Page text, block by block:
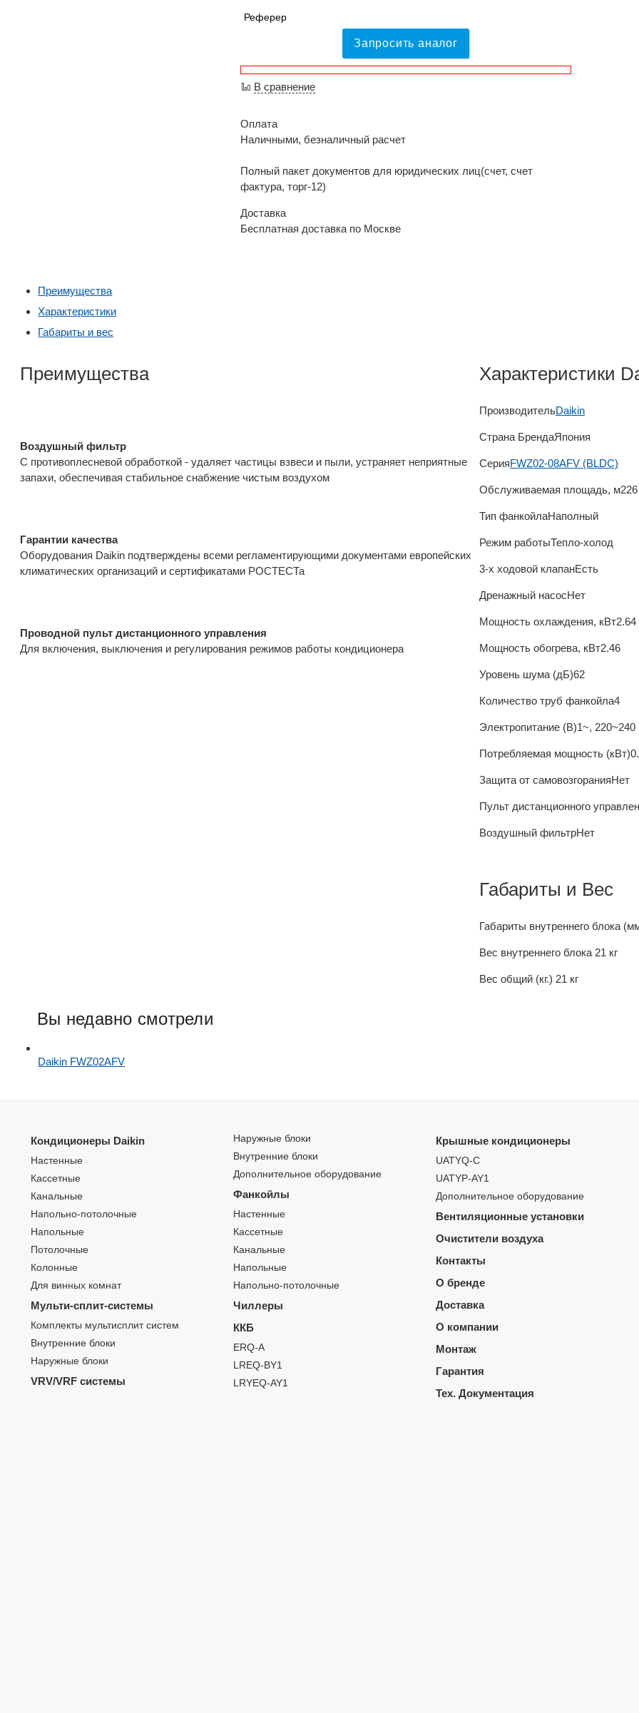
Реферер
Запросить аналог
В сравнение
Оплата
Наличными, безналичный расчет
Полный пакет документов для юридических лиц(счет, счет
фактура, торг-12)
Доставка
Бесплатная доставка по Москве
Преимущества
Характеристики
Габариты и вес
Преимущества
Воздушный фильтр
С противоплесневой обработкой - удаляет частицы взвеси и пыли, устраняет неприятные
запахи, обеспечивая стабильное снабжение чистым воздухом
Гарантии качества
Оборудования Daikin подтверждены всеми регламентирующими документами европейских
климатических организаций и сертификатами РОСТЕСТа
Проводной пульт дистанционного управления
Для включения, выключения и регулирования режимов работы кондиционера
Характеристики
ПроизводительDaikin
Страна БрендаЯпония
СерияFWZ02-08AFV (BLDC)
Обслуживаемая площадь, м226
Тип фанкойлаНаполный
Режим работыТепло-холод
3-х ходовой клапанЕсть
Дренажный насосНет
Мощность охлаждения, кВт2.64
Мощность обогрева, кВт2.46
Уровень шума (дБ)62
Количество труб фанкойла4
Электропитание (В)1~, 220~240
Потребляемая мощность (кВт)
Защита от самовозгоранияНет
Пульт дистанционного
Воздушный фильтрНет
Габариты и Вес
Габариты внутреннего блока
Вес внутреннего блока 21 кг
Вес общий (кг.) 21 кг
Вы недавно смотрели
Daikin FWZ02AFV
Кондиционеры Daikin
Настенные
Кассетные
Канальные
Напольно-потолочные
Напольные
Потолочные
Колонные
Для винных комнат
Мульти-сплит-системы
Комплекты мультисплит систем
Внутренние блоки
Наружные блоки
VRV/VRF системы
Наружные блоки
Внутренние блоки
Дополнительное оборудование
Фанкойлы
Настенные
Кассетные
Канальные
Напольные
Напольно-потолочные
Чиллеры
ККБ
ERQ-A
LREQ-BY1
LRYEQ-AY1
Крышные кондиционеры
UATYQ-C
UATYP-AY1
Дополнительное оборудование
Вентиляционные установки
Очистители воздуха
Контакты
О бренде
Доставка
О компании
Монтаж
Гарантия
Тех. Документация